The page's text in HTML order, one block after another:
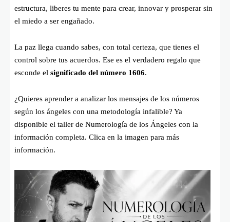
estructura, liberes tu mente para crear, innovar y prosperar sin
el miedo a ser engañado.
La paz llega cuando sabes, con total certeza, que tienes el
control sobre tus acuerdos. Ese es el verdadero regalo que
esconde el significado del número 1606.
¿Quieres aprender a analizar los mensajes de los números
según los ángeles con una metodología infalible? Ya
disponible el taller de Numerología de los Ángeles con la
información completa. Clica en la imagen para más
información.